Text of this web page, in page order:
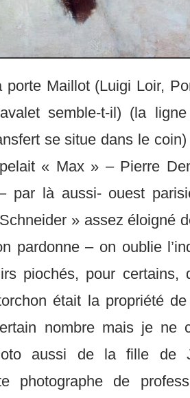
Maillot (Luigi Loir,
semble-t-il) (la
se situe dans le
« Max » – Pierre
par là aussi- ouest
» assez éloigné
pardonne – on oublie
piochés, pour
était la propriété
nombre mais je
aussi de la fille de
photographe de